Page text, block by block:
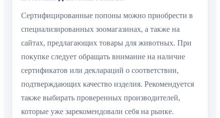
Сертифицированные попоны можно приобрести в
специализированных зоомагазинах, а также на
сайтах, предлагающих товары для животных. При
покупке следует обращать внимание на наличие
сертификатов или деклараций о соответствии,
подтверждающих качество изделия. Рекомендуется
также выбирать проверенных производителей,
которые уже зарекомендовали себя на рынке.